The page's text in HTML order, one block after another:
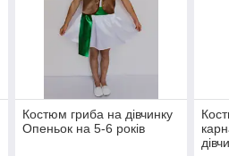
Костюм гриба на дівчинку
Опеньок на 5-6 років